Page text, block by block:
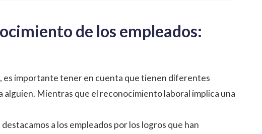
de los empleados:
es importante tener en cuenta que tienen diferentes
Mientras que el reconocimiento laboral implica una
a los empleados por los logros que han